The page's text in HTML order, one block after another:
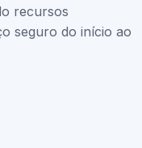
recursos
seguro do início ao